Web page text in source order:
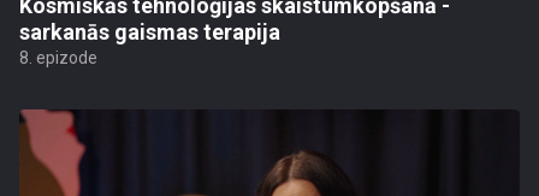
sarkanās gaismas terapija
8. epizode